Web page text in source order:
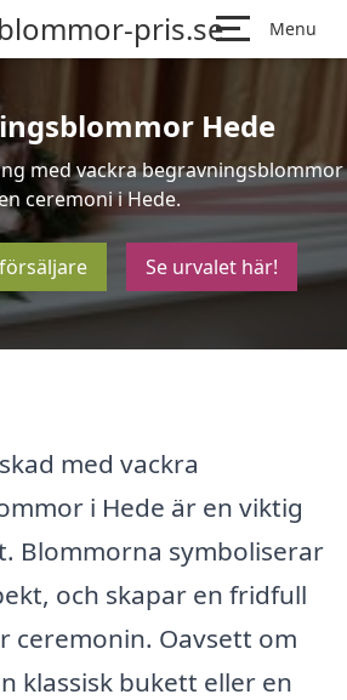
pris.se Menu
Hede
med vackra begravningsblommor
ceremoni i Hede.
Se urvalet här!
med vackra
i Hede är en viktig
Blommorna symboliserar
och skapar en fridfull
ceremonin. Oavsett om
klassisk bukett eller en